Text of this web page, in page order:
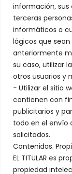
información, sus
terceras
informáticos o
lógicos que
anteriormente
su caso, utilizar
otros usuarios y
- Utilizar el sitio
contienen con
publicitarios y
todo en el envío
solicitados.
Contenidos.
EL TITULAR es
propiedad